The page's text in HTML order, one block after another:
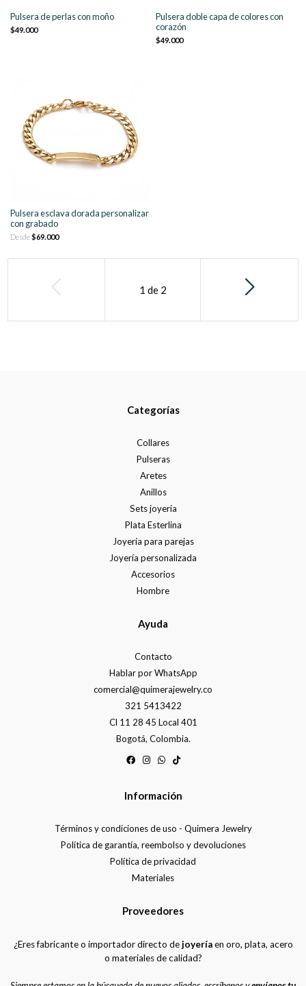
Pulsera de perlas con moño
$49.000
Pulsera doble capa de colores con
corazón
$49.000
Pulsera esclava dorada personalizar
con grabado
Desde$69.000
1 de 2
Categorías
Collares
Pulseras
Aretes
Anillos
Sets joyería
Plata Esterlina
Joyería para parejas
Joyería personalizada
Accesorios
Hombre
Ayuda
Contacto
Hablar por WhatsApp
comercial@quimerajewelry.co
321 5413422
Cl 11 28 45 Local 401
Bogotá, Colombia.
Información
Términos y condiciones de uso - Quimera Jewelry
Política de garantía, reembolso y devoluciones
Política de privacidad
Materiales
Proveedores
¿Eres fabricante o importador directo dejoyeríaen oro, plata, acero
o materiales de calidad?